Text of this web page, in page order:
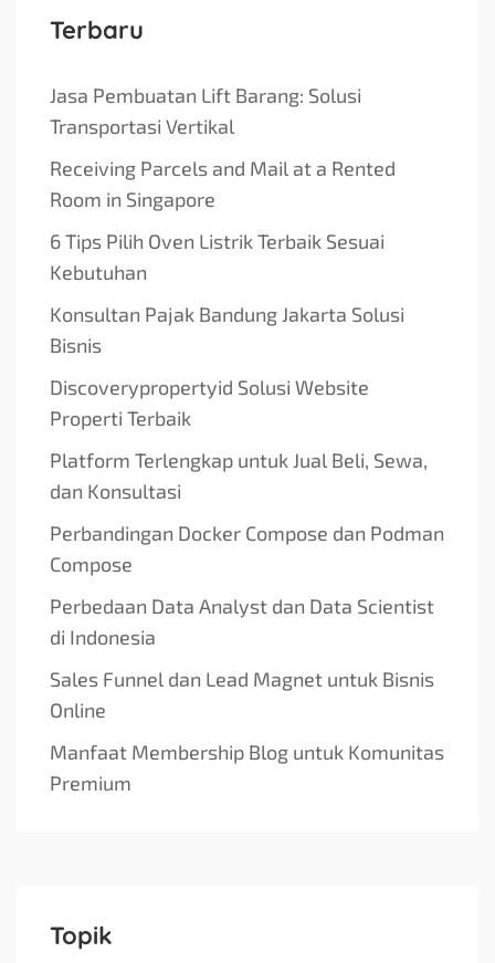
Terbaru
Jasa Pembuatan Lift Barang: Solusi
Transportasi Vertikal
Receiving Parcels and Mail at a Rented
Room in Singapore
6 Tips Pilih Oven Listrik Terbaik Sesuai
Kebutuhan
Konsultan Pajak Bandung Jakarta Solusi
Bisnis
Discoverypropertyid Solusi Website
Properti Terbaik
Platform Terlengkap untuk Jual Beli, Sewa,
dan Konsultasi
Perbandingan Docker Compose dan Podman
Compose
Perbedaan Data Analyst dan Data Scientist
di Indonesia
Sales Funnel dan Lead Magnet untuk Bisnis
Online
Manfaat Membership Blog untuk Komunitas
Premium
Topik